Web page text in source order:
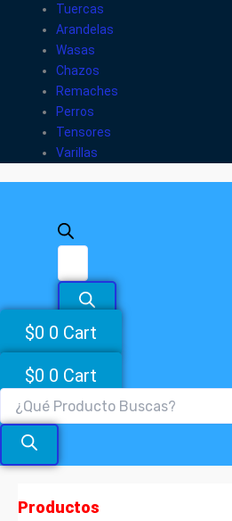
Tuercas
Arandelas
Wasas
Chazos
Remaches
Perros
Tensores
Varillas
$0 0 Cart
$0 0 Cart
Productos